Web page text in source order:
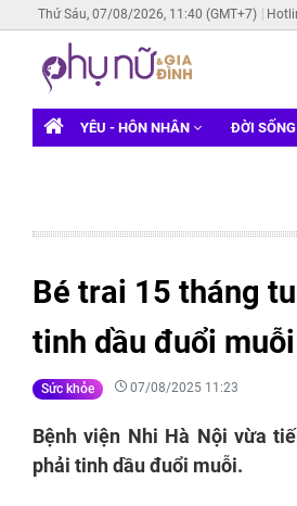
Thứ Sáu, 07/08/2026, 11:40 (GMT+7)
YÊU - HÔN NHÂN ĐỜI
Bé trai 15 tháng
tinh dầu đuổi muỗi
Sức khỏe 07/08/2025 11:23
Bệnh viện Nhi Hà Nội vừa
phải tinh dầu đuổi muỗi.